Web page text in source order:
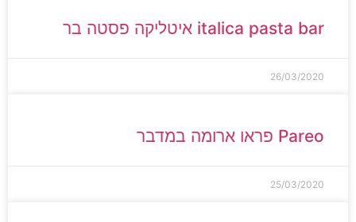
italica pasta bar איטליקה פסטה בר
26/03/2020
Pareo פראו ארומה במדבר
25/03/2020